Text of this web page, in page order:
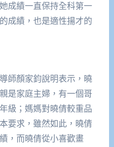
成績一直保持全科第一
成績，也是適性揚才的
師顏家鈞說明表示，曉
是家庭主婦，有一個哥
級；媽媽對曉倩較重品
要求，雖然如此，曉倩
，而曉倩從小喜歡畫